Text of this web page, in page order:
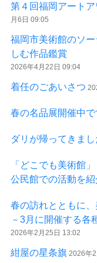
第４回福岡アート
月6日 09:05
福岡市美術館のソ
しむ作品鑑賞
2026年4月22日 09:04
着任のごあいさつ
春の名品展開催中で
ダリが帰ってきまし
「どこでも美術館」
公民館での活動を紹
春の訪れとともに
－3月に開催する各
2026年2月25日 13:02
紺屋の星条旗 2026年